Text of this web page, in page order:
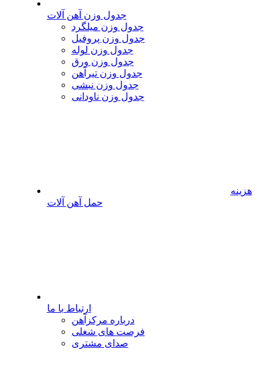
جدول وزن آهن آلات
جدول وزن میلگرد
جدول وزن پروفیل
جدول وزن لوله
جدول وزن ورق
جدول وزن تیرآهن
جدول وزن نبشی
جدول وزن ناودانی
هزینه
حمل آهن آلات
ارتباط با ما
درباره مرکزآهن
فرصت های شغلی
صدای مشتری